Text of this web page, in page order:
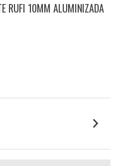
RUFI 10MM ALUMINIZADA